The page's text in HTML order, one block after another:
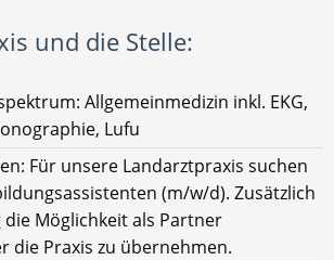
und die Stelle:
Allgemeinmedizin inkl. EKG,
Lufu
Für unsere Landarztpraxis suchen
(m/w/d). Zusätzlich
Möglichkeit als Partner
die Praxis zu übernehmen.